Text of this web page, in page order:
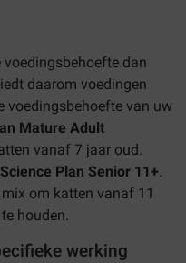
voedingsbehoefte dan
daarom voedingen
voedingsbehoefte van uw
Mature Adult
vanaf 7 jaar oud.
Plan Senior 11+.
om katten vanaf 11
houden.
werking